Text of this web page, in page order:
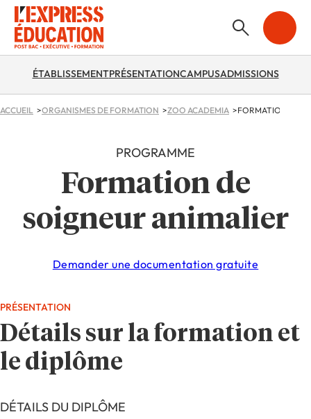
ÉTABLISSEMENTPRÉSENTATIONCAMPUSADMISSIONS
ACCUEIL ORGANISMES DE FORMATION ZOO ACADEMIA FORMATION DE
PROGRAMME
Formation de
soigneur animalier
Demander une documentation gratuite
PRÉSENTATION
Détails sur la formation et
le diplôme
DÉTAILS DU DIPLÔME